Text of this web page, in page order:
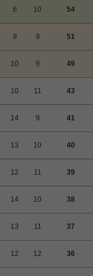
6 10 54
9 9 51
10 9 49
10 11 43
14 9 41
13 10 40
12 11 39
14 10 38
13 11 37
12 12 36